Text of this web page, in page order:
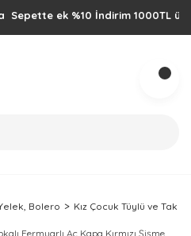
ek %10 İndirim 1000TL üzeri
Bolero Kız Çocuk Tüylü ve Tak